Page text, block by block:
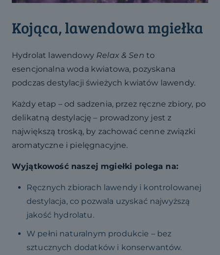
Kojąca, lawendowa mgiełka
Hydrolat lawendowy Relax & Sen to
esencjonalna woda kwiatowa, pozyskana
podczas destylacji świeżych kwiatów lawendy.
Każdy etap – od sadzenia, przez ręczne zbiory, po
delikatną destylację – prowadzony jest z
największą troską, by zachować cenne związki
aromatyczne i pielęgnacyjne.
Wyjątkowość naszej mgiełki polega na:
Ręcznych zbiorach lawendy i kontrolowanej
destylacja, co pozwala uzyskać najwyższą
jakość hydrolatu.
W pełni naturalnym produkcie – bez
sztucznych dodatków i konserwantów.